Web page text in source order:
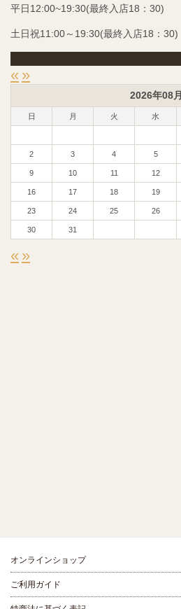
平日12:00~19:30(最終入店18：30)
土日祝11:00～19:30(最終入店18：30)
« »
2026年08月
日 月 火 水
2 3 4 5
9 10 11 12
16 17 18 19
23 24 25 26
30 31
« »
オンラインショップ
ご利用ガイド